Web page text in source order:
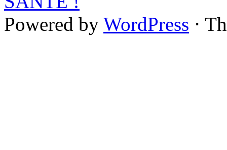
Powered by WordPress ⋅